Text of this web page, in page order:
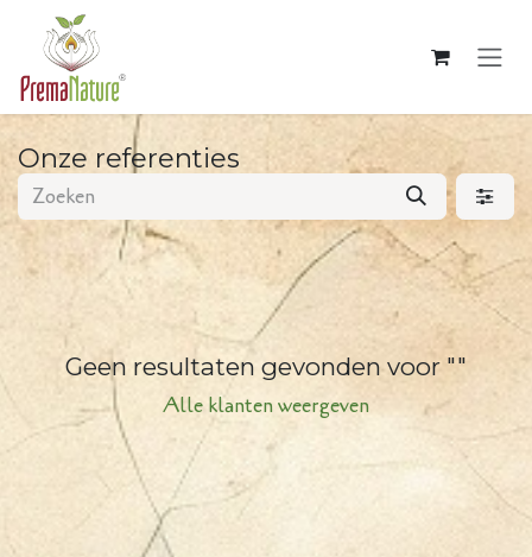
Overslaan naar inhoud
Onze referenties
Geen resultaten gevonden voor ""
Alle klanten weergeven